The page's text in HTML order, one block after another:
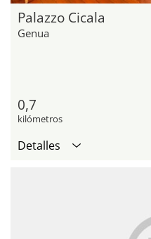
Palazzo Cicala
Genua
0,7
kilómetros
Detalles